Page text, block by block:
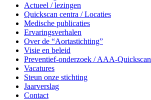
Actueel / lezingen
Quickscan centra / Locaties
Medische publicaties
Ervaringsverhalen
Over de “Aortastichting”
Visie en beleid
Preventief-onderzoek / AAA-Quickscan
Vacatures
Steun onze stichting
Jaarverslag
Contact